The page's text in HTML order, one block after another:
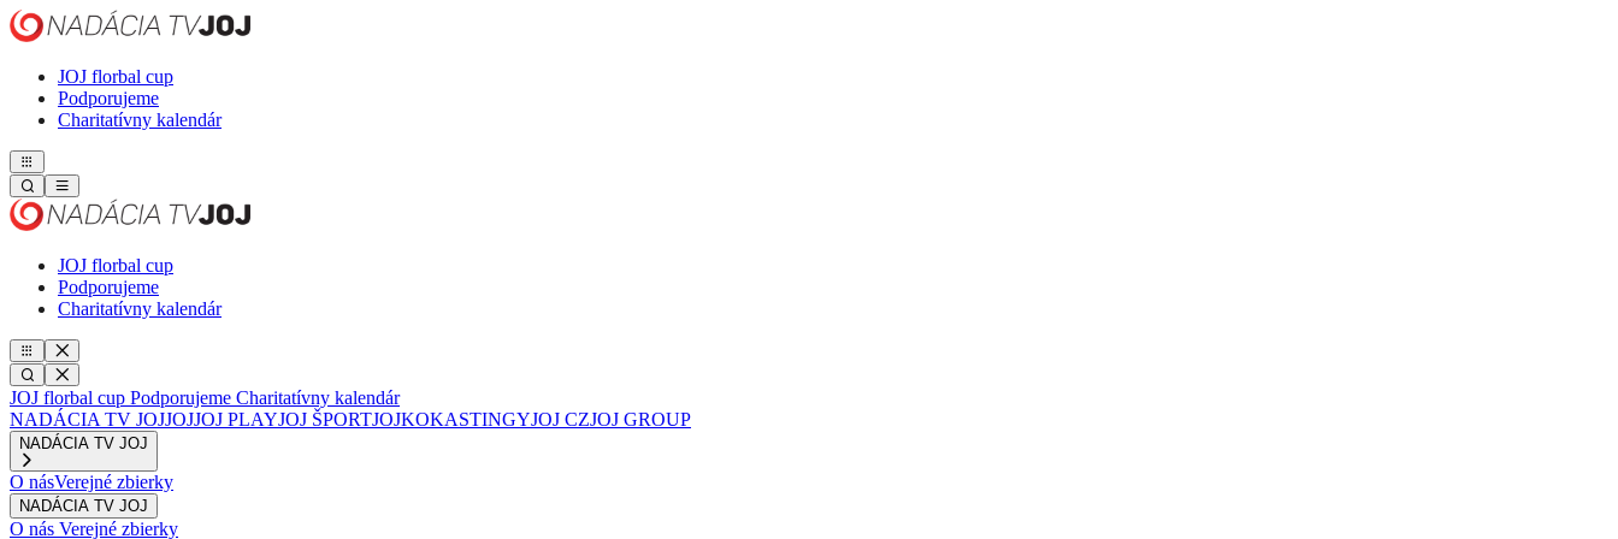
JOJ florbal cup
Podporujeme
Charitatívny kalendár
JOJ florbal cup
Podporujeme
Charitatívny kalendár
JOJ florbal cup Podporujeme Charitatívny kalendár
NADÁCIA TV JOJJOJJOJ PLAYJOJ ŠPORTJOJKOKASTINGYJOJ CZJOJ GROUP
NADÁCIA TV JOJ
O násVerejné zbierky
NADÁCIA TV JOJ
O nás Verejné zbierky